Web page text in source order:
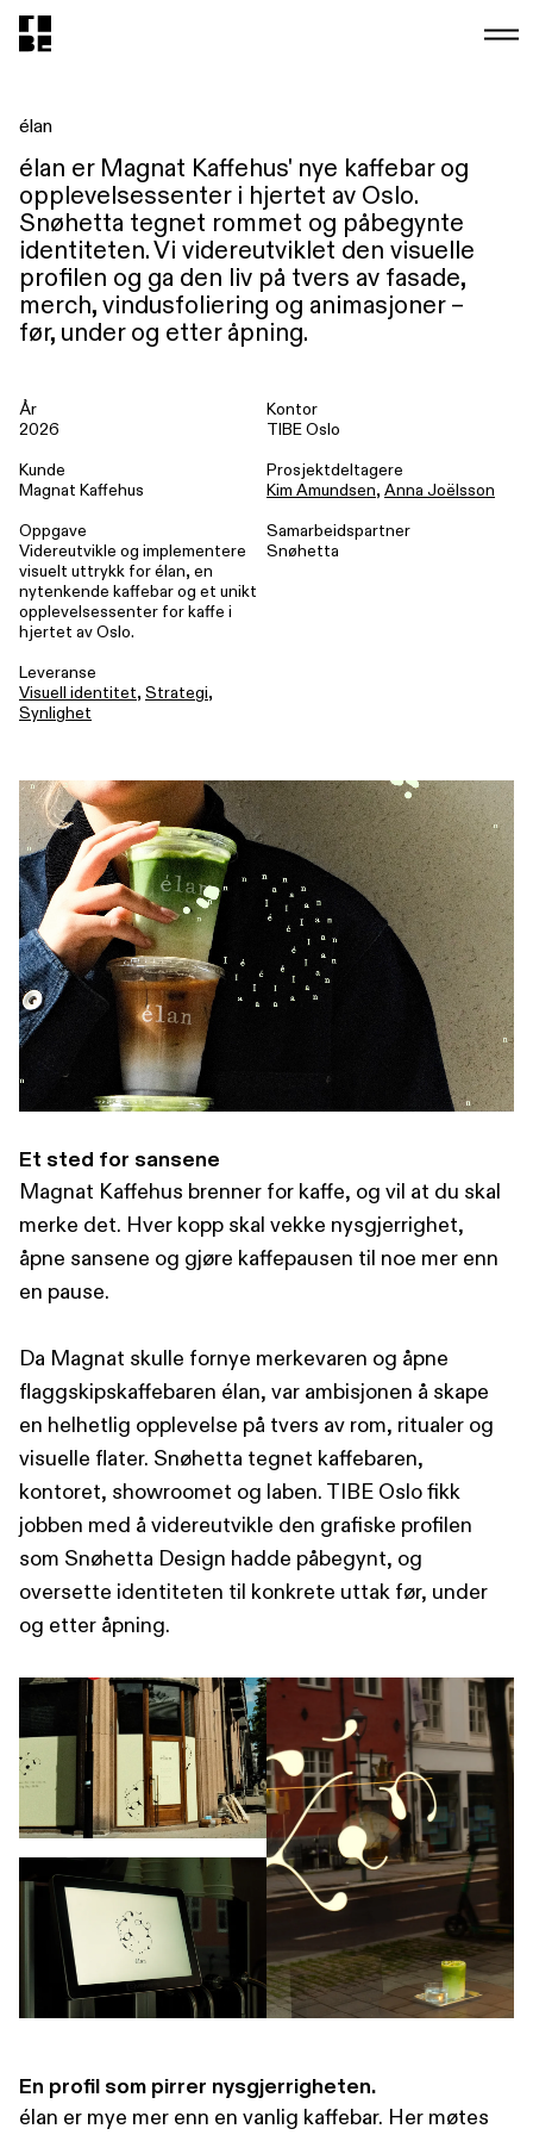
élan
élan er Magnat Kaffehus' nye kaffebar og
opplevelsessenter i hjertet av Oslo.
Snøhetta tegnet rommet og påbegynte
identiteten. Vi videreutviklet den visuelle
profilen og ga den liv på tvers av fasade,
merch, vindusfoliering og animasjoner –
før, under og etter åpning.
År
2026
Kunde
Magnat Kaffehus
Oppgave
Videreutvikle og implementere
visuelt uttrykk for élan, en
nytenkende kaffebar og et unikt
opplevelsessenter for kaffe i
hjertet av Oslo.
Leveranse
Visuell identitet, Strategi,
Synlighet
Kontor
TIBE Oslo
Prosjektdeltagere
Kim Amundsen, Anna Joëlsson
Samarbeidspartner
Snøhetta
Et sted for sansene
Magnat Kaffehus brenner for kaffe, og vil at du skal
merke det. Hver kopp skal vekke nysgjerrighet,
åpne sansene og gjøre kaffepausen til noe mer enn
en pause.
Da Magnat skulle fornye merkevaren og åpne
flaggskipskaffebaren élan, var ambisjonen å skape
en helhetlig opplevelse på tvers av rom, ritualer og
visuelle flater. Snøhetta tegnet kaffebaren,
kontoret, showroomet og laben. TIBE Oslo fikk
jobben med å videreutvikle den grafiske profilen
som Snøhetta Design hadde påbegynt, og
oversette identiteten til konkrete uttak før, under
og etter åpning.
En profil som pirrer nysgjerrigheten.
élan er mye mer enn en vanlig kaffebar. Her møtes